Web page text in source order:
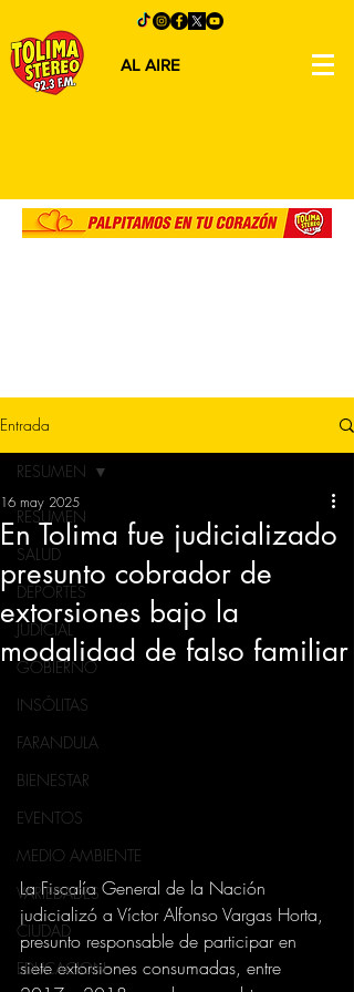
AL AIRE
Entrada
RESUMEN
SALUD
DEPORTES
JUDICIAL
GOBIERNO
INSÓLITAS
FARANDULA
BIENESTAR
EVENTOS
MEDIO AMBIENTE
VARIEDADES
CIUDAD
EDUCACION
RESUMEN
En Tolima fue judicializado
presunto cobrador de
extorsiones bajo la
modalidad de falso familiar
16 may 2025
La Fiscalía General de la Nación
judicializó a Víctor Alfonso Vargas Horta,
presunto responsable de participar en
siete extorsiones consumadas, entre